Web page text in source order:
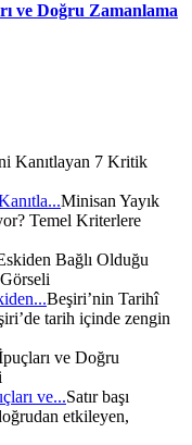
ve Doğru Zamanlama
Minisan Yayık
Temel Kriterlere
Beşiri’nin Tarihî
tarih içinde zengin
ve...Satır başı
etkileyen,